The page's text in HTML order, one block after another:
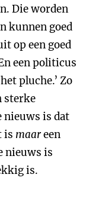
Die worden
kunnen goed
op een goed
een politicus
pluche.’ Zo
sterke
nieuws is dat
is maareen
nieuws is
is.